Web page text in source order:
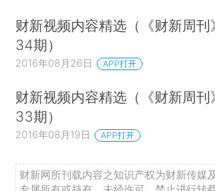
财新视频内容精选（《财新周刊
34期）
2016年08月26日 APP打开
财新视频内容精选（《财新周刊
33期）
2016年08月19日 APP打开
财新网所刊载内容之知识产权为财新传媒